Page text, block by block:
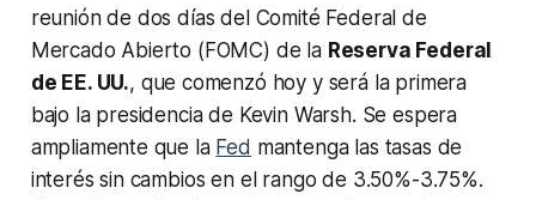
reunión de dos días del Comité Federal de
Mercado Abierto (FOMC) de la Reserva Federal
de EE. UU., que comenzó hoy y será la primera
bajo la presidencia de Kevin Warsh. Se espera
ampliamente que la Fed mantenga las tasas de
interés sin cambios en el rango de 3.50%-3.75%.